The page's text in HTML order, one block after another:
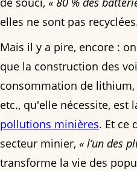
elles ne sont pas
Mais il y a pire, encore :
que la construction des
consommation de
etc., qu'elle nécessite, est
pollutions minières. Et ce
secteur minier, « l’un des
transforme la vie des